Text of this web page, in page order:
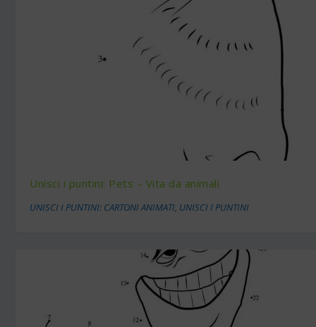
Unisci i puntini: Pets – Vita da animali
UNISCI I PUNTINI: CARTONI ANIMATI, UNISCI I PUNTINI